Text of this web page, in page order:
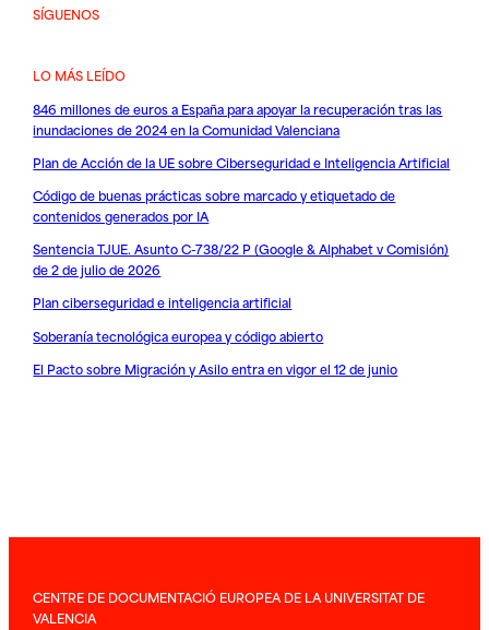
SÍGUENOS
LO MÁS LEÍDO
846 millones de euros a España para apoyar la recuperación tras las
inundaciones de 2024 en la Comunidad Valenciana
Plan de Acción de la UE sobre Ciberseguridad e Inteligencia Artificial
Código de buenas prácticas sobre marcado y etiquetado de
contenidos generados por IA
Sentencia TJUE. Asunto C-738/22 P (Google & Alphabet v Comisión)
de 2 de julio de 2026
Plan ciberseguridad e inteligencia artificial
Soberanía tecnológica europea y código abierto
El Pacto sobre Migración y Asilo entra en vigor el 12 de junio
CENTRE DE DOCUMENTACIÓ EUROPEA DE LA UNIVERSITAT DE
VALENCIA